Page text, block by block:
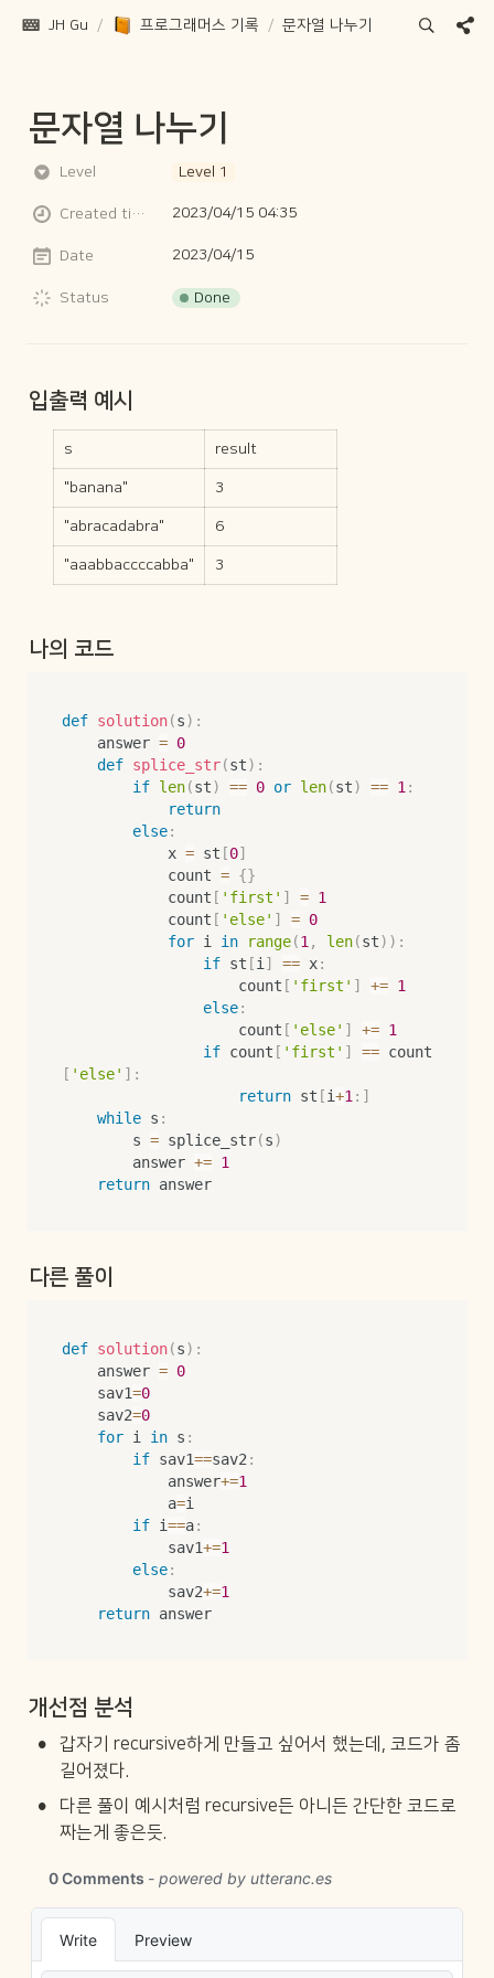
JH Gu / 프로그래머스 기록 / 문자열 나누기
문자열 나누기
Level Level 1
Created time 2023/04/15 04:35
Date 2023/04/15
Status Done
입출력 예시
s result
"banana" 3
"abracadabra" 6
"aaabbaccccabba" 3
나의 코드
def solution(s) :
    answer
= 0
def splice_str(st) :
if len(st) == 0 or len(st) == 1 :
return
else:
            x
= st [0]
            count
= {}
            count
[ 'first' ] = 1
            count
[ 'else' ] = 0
for i in range(1 , len(st) ) :
if st [i ] == x:
                    count
[ 'first' ] += 1
else:
                    count
[ 'else' ] += 1
if count [ 'first' ] == count
[ 'else' ] :
return st [i+1 : ]
while s :
        s
= splice_str(s)
        answer
+= 1
return answer
다른 풀이
def solution(s) :
    answer
= 0
    sav1
=0
    sav2
=0
for i in s :
if sav1==sav2 :
            answer
+=1
            a
=i
if i==a:
            sav1
+=1
else:
            sav2
+=1
return answer
개선점 분석
•
갑자기 recursive하게 만들고 싶어서 했는데, 코드가 좀
길어졌다.
•
다른 풀이 예시처럼 recursive든 아니든 간단한 코드로
짜는게 좋은듯.